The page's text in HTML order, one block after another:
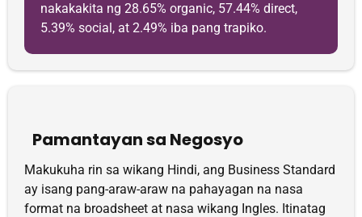
nakakakita ng 28.65% organic, 57.44% direct,
5.39% social, at 2.49% iba pang trapiko.
Pamantayan sa Negosyo
Makukuha rin sa wikang Hindi, ang Business Standard
ay isang pang-araw-araw na pahayagan na nasa
format na broadsheet at nasa wikang Ingles. Itinatag